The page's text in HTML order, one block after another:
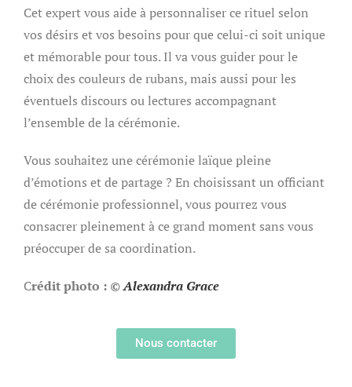
Cet expert vous aide à personnaliser ce rituel selon
vos désirs et vos besoins pour que celui-ci soit unique
et mémorable pour tous. Il va vous guider pour le
choix des couleurs de rubans, mais aussi pour les
éventuels discours ou lectures accompagnant
l’ensemble de la cérémonie.
Vous souhaitez une cérémonie laïque pleine
d’émotions et de partage ? En choisissant un officiant
de cérémonie professionnel, vous pourrez vous
consacrer pleinement à ce grand moment sans vous
préoccuper de sa coordination.
Crédit photo : ©Alexandra Grace
Nous contacter